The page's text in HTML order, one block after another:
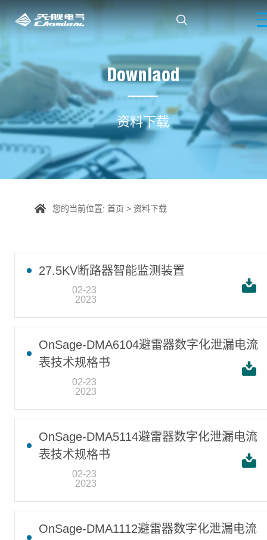

Downlaod
资料下载
您的当前位置: 首页 > 资料下载
27.5KV断路器智能监测装置
02-23
2023
OnSage-DMA6104避雷器数字化泄漏电流
表技术规格书
02-23
2023
OnSage-DMA5114避雷器数字化泄漏电流
表技术规格书
02-23
2023
OnSage-DMA1112避雷器数字化泄漏电流